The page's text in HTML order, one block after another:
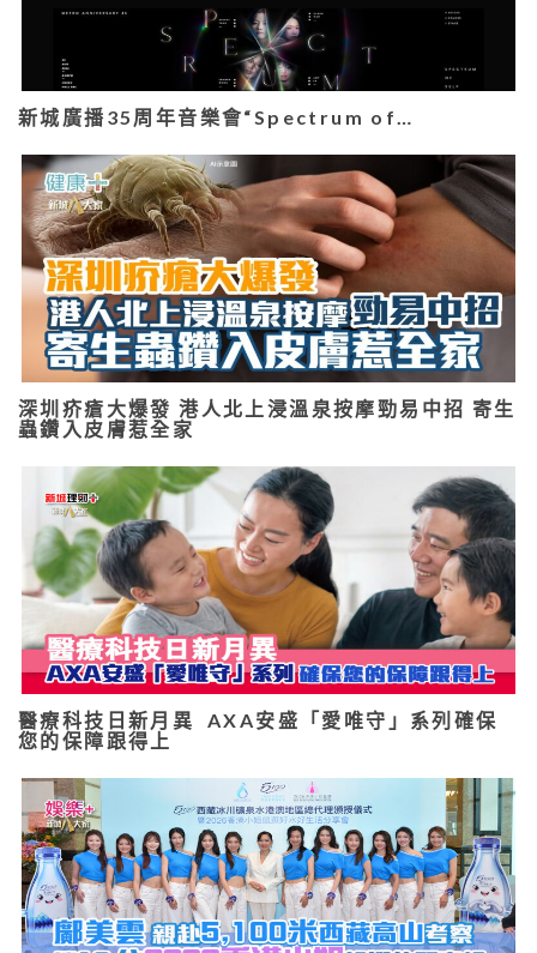
新城廣播35周年音樂會“Spectrum of…
深圳疥瘡大爆發 港人北上浸溫泉按摩勁易中招 寄生
蟲鑽入皮膚惹全家
醫療科技日新月異 AXA安盛「愛唯守」系列確保
您的保障跟得上